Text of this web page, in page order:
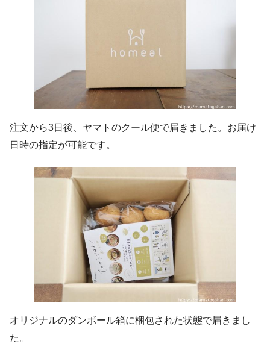
注文から3日後、ヤマトのクール便で届きました。お届け
日時の指定が可能です。
オリジナルのダンボール箱に梱包された状態で届きまし
た。